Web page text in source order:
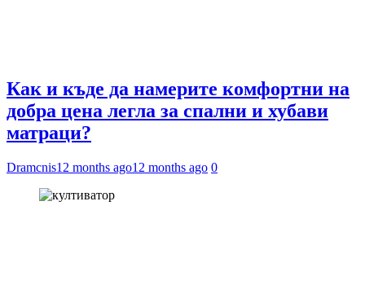
Как и къде да намерите комфортни на
добра цена легла за спални и хубави
матраци?
Dramcnis12 months ago12 months ago 0